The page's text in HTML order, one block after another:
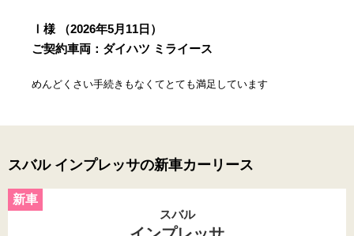
Ⅰ様
（2026年5月11日）
ご契約車両：ダイハツ ミライース
めんどくさい手続きもなくてとても満足しています
スバル インプレッサの新車カーリース
スバル